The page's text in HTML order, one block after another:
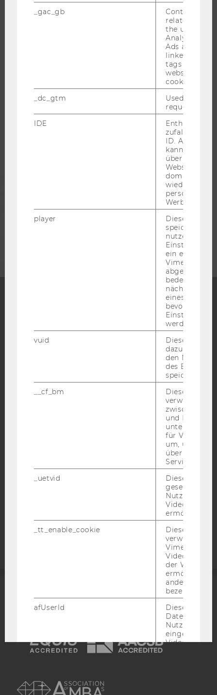
JOBS MIT WU-STUDIUM
WU COMMUNITY
STUDIERENDE
Blog
Bluesky
BARRIEREFREIHEITSERKLÄRUNG WEBSEITE
DATENSCHUTZERKLÄRUNG SOCIAL MEDIA
DATENSCHUTZERKLÄRUNG
STUDIENBEWERBER*INNEN UND STUDIERENDE
Barrierefreiheitserklärung
Webseite
ACCREDITED BY:
_gac_gb
Contains
related
the user. If
Analytics and
Ads accounts
linked, the
tags on the
website read
cookie.
_dc_gtm
Used to
request rate.
IDE
Enthält eine
ID. Anhand
kann Google
über
Websites
Werbung
player
Dieses Cookie
speichert
ein
Vimeo-Video
abgespielt
bedeutet,
nächsten
eines Vimeo-
bevorzugten
werden.
vuid
Dieser
dazu
den
des
speichern.
__cf_bm
Dieses
verwendet,
zwischen
und Bots zu
für Vimeo
um, um
über die
Service zu
_uetvid
Dieses
gesetzt, um
Nutzung des
Videoplayers
ermöglichen
_tt_enable_cookie
Dieses
verwendet,
Vimeo-
der WU-
ermöglichen
andere nicht
bezeichnete
afUserId
Dieses
Daten von
Videos